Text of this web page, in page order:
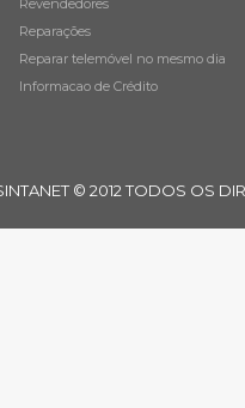
Revendedores
Reparações
Reparar telemóvel no mesmo dia
Informacao de Crédito
© 2012 TODOS OS